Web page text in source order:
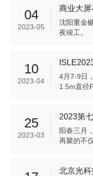
04
2023-05
商业大
沈阳重金
夜竣工。
10
2023-04
4月7-9日
1.5m直径
25
2023-03
2023第
阳春三月
再聚的不
北京光科